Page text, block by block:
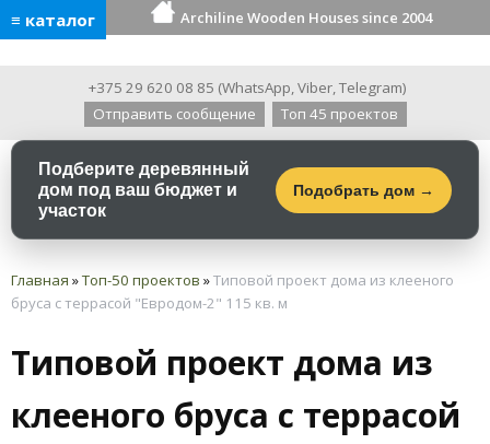
≡ каталог Archiline Wooden Houses since 2004
+375 29 620 08 85 (WhatsApp,Viber,Telegram)
Отправить сообщение
Топ 45 проектов
Подберите деревянный
дом под ваш бюджет и
участок
Подобрать дом →
Главная »Топ-50 проектов »Типовой проект дома из клееного
бруса с террасой "Евродом-2" 115 кв. м
Типовой проект дома из
клееного бруса с террасой